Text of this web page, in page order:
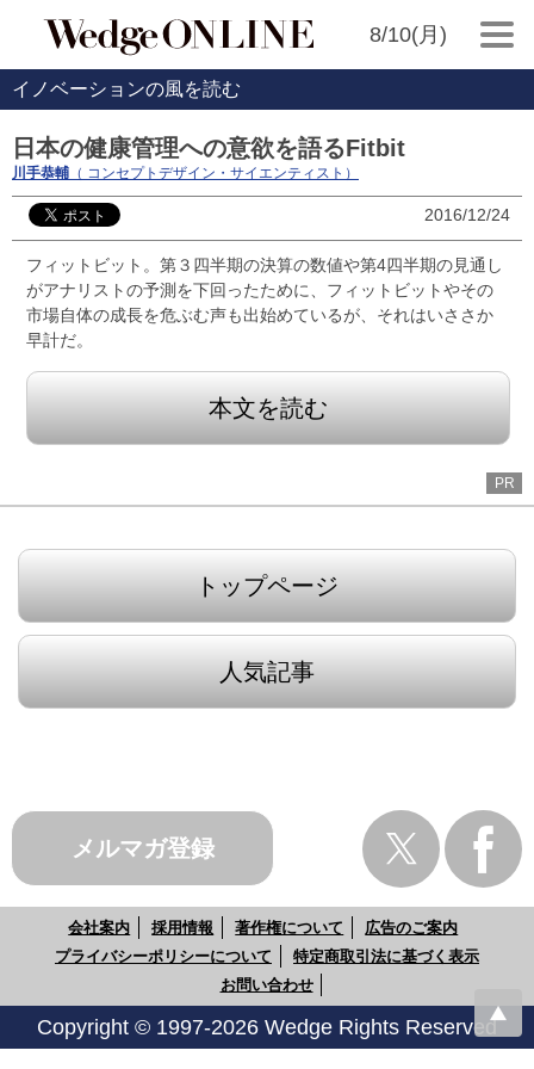
8/10(月)
イノベーションの風を読む
日本の健康管理への意欲を語るFitbit
川手恭輔 （ コンセプトデザイン・サイエンティスト）
2016/12/24
フィットビット。第３四半期の決算の数値や第4四半期の見通し
がアナリストの予測を下回ったために、フィットビットやその
市場自体の成長を危ぶむ声も出始めているが、それはいささか
早計だ。
本文を読む
PR
トップページ
人気記事
メルマガ登録
会社案内 採用情報 著作権について
広告のご案内
プライバシーポリシーについて
特定商取引法に基づく表示
お問い合わせ
Copyright © 1997-2026 Wedge Rights Reserved